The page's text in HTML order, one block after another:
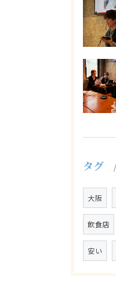
タグ
大阪
飲食店
安い